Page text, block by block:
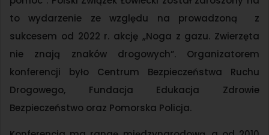
to wydarzenie ze względu na prowadzoną z
sukcesem od 2022 r. akcję „Noga z gazu. Zwierzęta
nie znają znaków drogowych”. Organizatorem
konferencji było Centrum Bezpieczeństwa Ruchu
Drogowego, Fundacja Edukacja Zdrowie
Bezpieczeństwo oraz Pomorska Policja.